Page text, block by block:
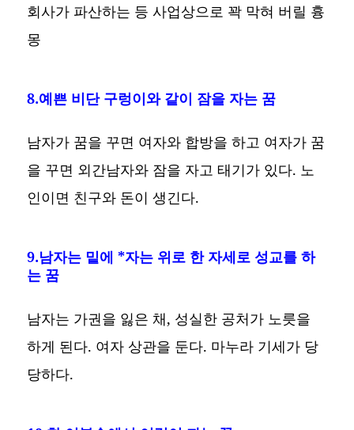
회사가 파산하는 등 사업상으로 꽉 막혀 버릴 흉
몽
8.예쁜 비단 구렁이와 같이 잠을 자는 꿈
남자가 꿈을 꾸면 여자와 합방을 하고 여자가 꿈
을 꾸면 외간남자와 잠을 자고 태기가 있다. 노
인이면 친구와 돈이 생긴다.
9.남자는 밑에 *자는 위로 한 자세로 성교를 하
는 꿈
남자는 가권을 잃은 채, 성실한 공처가 노릇을
하게 된다. 여자 상관을 둔다. 마누라 기세가 당
당하다.